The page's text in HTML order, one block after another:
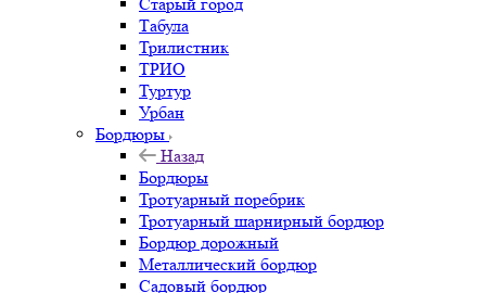
Табула
Трилистник
ТРИО
Туртур
Урбан
Бордюры
Назад
Бордюры
Тротуарный поребрик
Тротуарный шарнирный бордюр
Бордюр дорожный
Металлический бордюр
Садовый бордюр